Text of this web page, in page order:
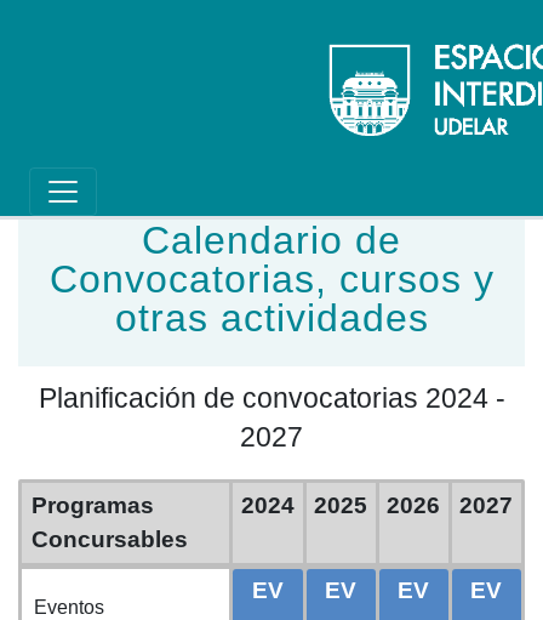
Calendario de
Convocatorias, cursos y
otras actividades
Planificación de convocatorias 2024 -
2027
Programas
Concursables
2024 2025 2026 2027
Eventos
EV EV EV EV